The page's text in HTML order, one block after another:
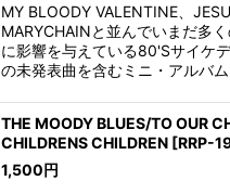
MY BLOODY VALENTINE、
MARYCHAINと並んでいまだ多
に影響を与えている80'Sサイケ
の未発表曲を含むミニ・アルバ
THE MOODY BLUES/TO OUR
CHILDRENS CHILDREN [RRP-
1,500 円